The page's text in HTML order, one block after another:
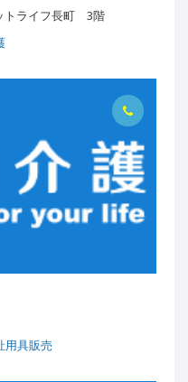
トライフ長町 3階
用具販売